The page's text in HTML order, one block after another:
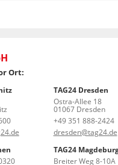
Ort:
TAG24 Dresden
Ostra-Allee 18
01067 Dresden
+49 351 888-2424
dresden@tag24.de
TAG24
Breiter Weg 8-10A